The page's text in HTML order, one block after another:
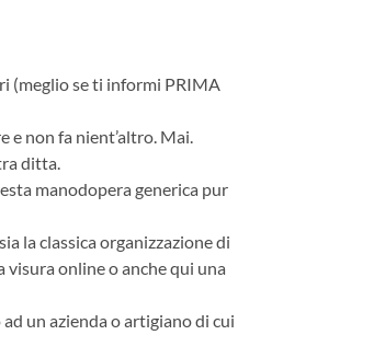
(meglio se ti informi PRIMA
e non fa nient’altro. Mai.
ditta.
manodopera generica pur
la classica organizzazione di
visura online o anche qui una
un azienda o artigiano di cui